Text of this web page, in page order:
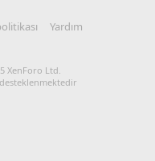
Yardım
XenForo Ltd.